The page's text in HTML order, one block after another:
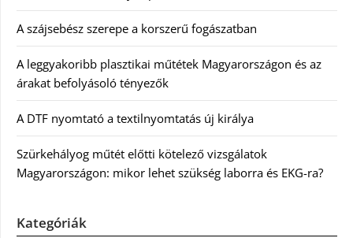
A szájsebész szerepe a korszerű fogászatban
A leggyakoribb plasztikai műtétek Magyarországon és az
árakat befolyásoló tényezők
A DTF nyomtató a textilnyomtatás új királya
Szürkehályog műtét előtti kötelező vizsgálatok
Magyarországon: mikor lehet szükség laborra és EKG-ra?
Kategóriák